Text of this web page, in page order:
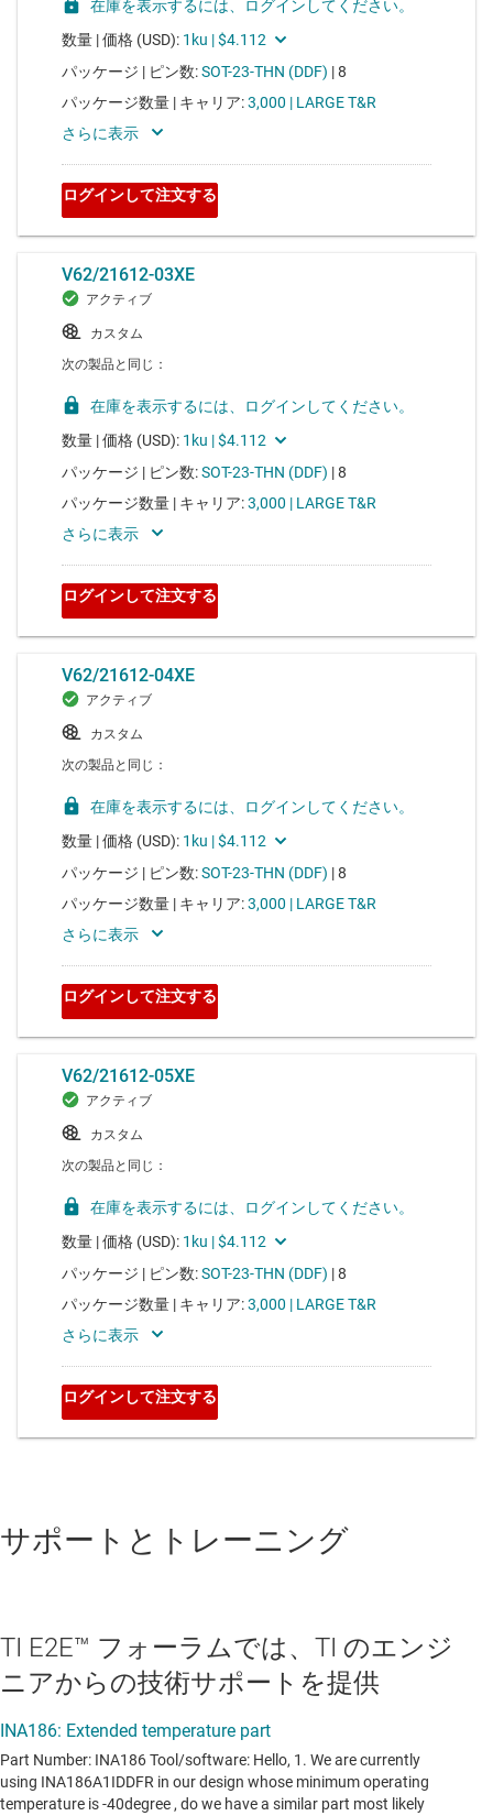
サポートとトレーニング
TI E2E™ フォーラムでは、TI のエンジ
ニアからの技術サポートを提供